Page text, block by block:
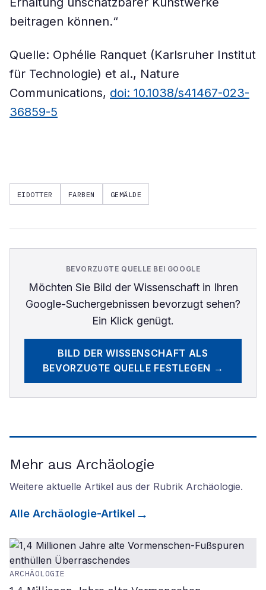
beitragen können.“
Quelle: Ophélie Ranquet (Karlsruher Institut
für Technologie) et al., Nature
Communications, doi: 10.1038/s41467-023-
36859-5
EIDOTTER FARBEN GEMÄLDE
BEVORZUGTE QUELLE BEI GOOGLE
Möchten Sie Bild der Wissenschaftin Ihren
Google-Suchergebnissen bevorzugt sehen?
Ein Klick genügt.
BILD DER WISSENSCHAFT ALS
BEVORZUGTE QUELLE FESTLEGEN →
Mehr aus Archäologie
Weitere aktuelle Artikel aus der Rubrik Archäologie.
Alle Archäologie-Artikel
ARCHÄOLOGIE